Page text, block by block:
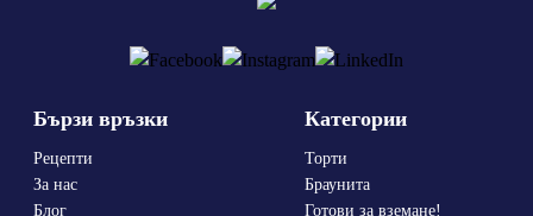
Бързи връзки
Рецепти
За нас
Блог
Категории
Торти
Браунита
Готови за вземане!